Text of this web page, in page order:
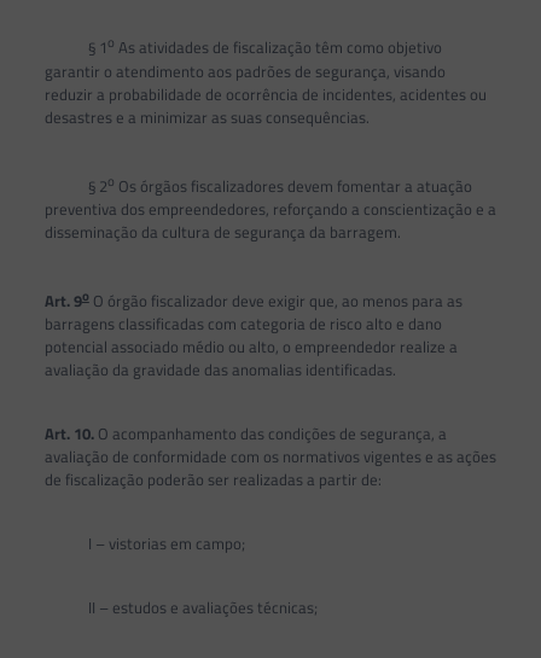
§ 1o As atividades de fiscalização têm como objetivo
garantir o atendimento aos padrões de segurança, visando
reduzir a probabilidade de ocorrência de incidentes, acidentes ou
desastres e a minimizar as suas consequências.
§ 2o Os órgãos fiscalizadores devem fomentar a atuação
preventiva dos empreendedores, reforçando a conscientização e a
disseminação da cultura de segurança da barragem.
Art. 9oO órgão fiscalizador deve exigir que, ao menos para as
barragens classificadas com categoria de risco alto e dano
potencial associado médio ou alto, o empreendedor realize a
avaliação da gravidade das anomalias identificadas.
Art. 10.O acompanhamento das condições de segurança, a
avaliação de conformidade com os normativos vigentes e as ações
de fiscalização poderão ser realizadas a partir de:
I – vistorias em campo;
II – estudos e avaliações técnicas;